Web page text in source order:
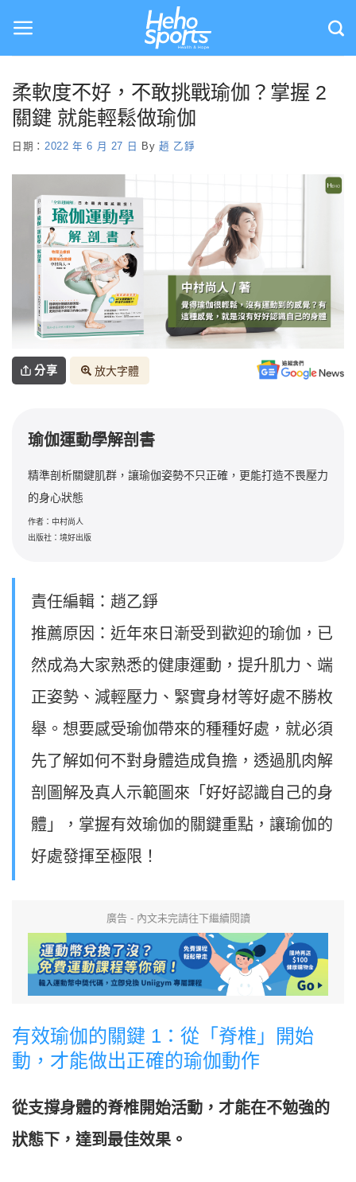
content
柔軟度不好，不敢挑戰瑜伽？掌握 2
關鍵 就能輕鬆做瑜伽
日期： 2022 年 6 月 27 日 By 趙 乙錚
分享 放大字體
瑜伽運動學解剖書
精準剖析關鍵肌群，讓瑜伽姿勢不只正確，更能打造不畏壓力
的身心狀態
作者：中村尚人
出版社：境好出版
責任編輯：趙乙錚
推薦原因：近年來日漸受到歡迎的瑜伽，已
然成為大家熟悉的健康運動，提升肌力、端
正姿勢、減輕壓力、緊實身材等好處不勝枚
舉。想要感受瑜伽帶來的種種好處，就必須
先了解如何不對身體造成負擔，透過肌肉解
剖圖解及真人示範圖來「好好認識自己的身
體」，掌握有效瑜伽的關鍵重點，讓瑜伽的
好處發揮至極限！
廣告 - 內文未完請往下繼續閱讀
有效瑜伽的關鍵 1：從「脊椎」開始
動，才能做出正確的瑜伽動作
從支撐身體的脊椎開始活動，才能在不勉強的
狀態下，達到最佳效果。